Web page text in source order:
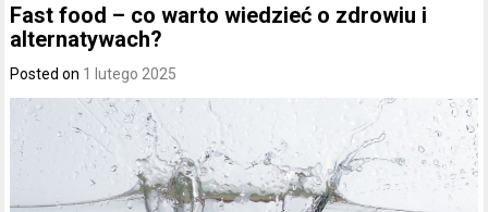
Fast food – co warto wiedzieć o zdrowiu i
alternatywach?
Posted on 1 lutego 2025